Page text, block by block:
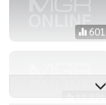
601
11,321